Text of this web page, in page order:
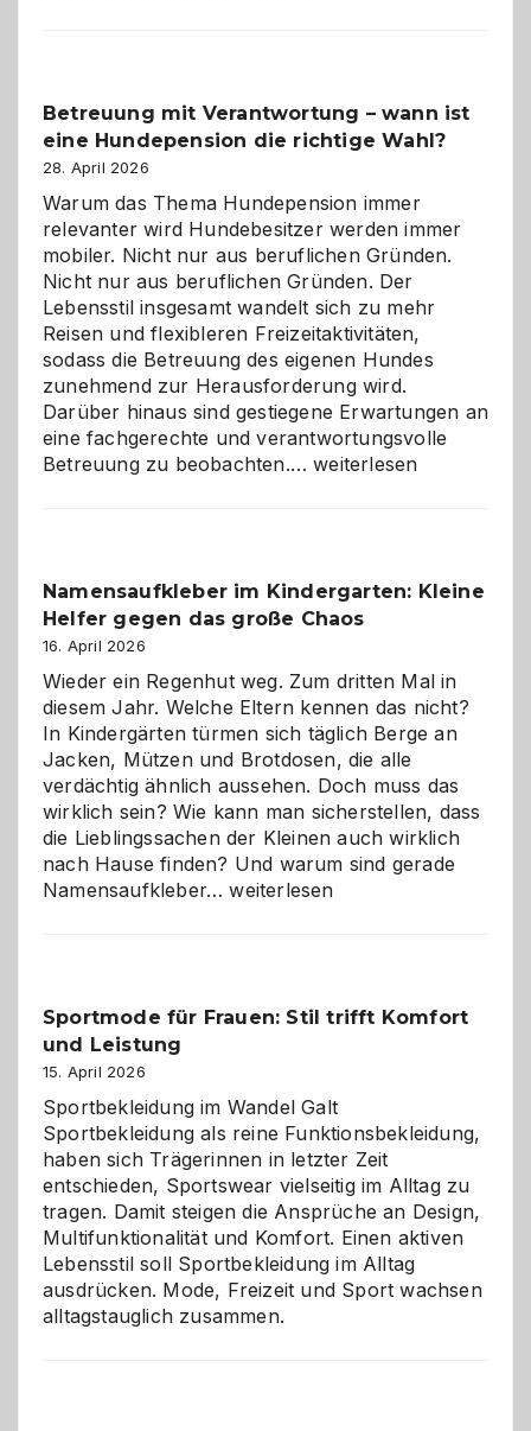
Betreuung mit Verantwortung – wann ist
eine Hundepension die richtige Wahl?
28. April 2026
Warum das Thema Hundepension immer
relevanter wird Hundebesitzer werden immer
mobiler. Nicht nur aus beruflichen Gründen.
Nicht nur aus beruflichen Gründen. Der
Lebensstil insgesamt wandelt sich zu mehr
Reisen und flexibleren Freizeitaktivitäten,
sodass die Betreuung des eigenen Hundes
zunehmend zur Herausforderung wird.
Darüber hinaus sind gestiegene Erwartungen an
eine fachgerechte und verantwortungsvolle
Betreuung zu beobachten.…Betreuung
ist
eine
die
richtige
Wahl?
weiterlesen
Namensaufkleber im Kindergarten: Kleine
Helfer gegen das große Chaos
16. April 2026
Wieder ein Regenhut weg. Zum dritten Mal in
diesem Jahr. Welche Eltern kennen das nicht?
In Kindergärten türmen sich täglich Berge an
Jacken, Mützen und Brotdosen, die alle
verdächtig ähnlich aussehen. Doch muss das
wirklich sein? Wie kann man sicherstellen, dass
die Lieblingssachen der Kleinen auch wirklich
nach Hause finden? Und warum sind gerade
Namensaufkleber…Namensaufkleber
gegen
Chaos
weiterlesen
Sportmode für Frauen: Stil trifft Komfort
und Leistung
15. April 2026
Sportbekleidung im Wandel Galt
Sportbekleidung als reine Funktionsbekleidung,
haben sich Trägerinnen in letzter Zeit
entschieden, Sportswear vielseitig im Alltag zu
tragen. Damit steigen die Ansprüche an Design,
Multifunktionalität und Komfort. Einen aktiven
Lebensstil soll Sportbekleidung im Alltag
ausdrücken. Mode, Freizeit und Sport wachsen
alltagstauglich zusammen.